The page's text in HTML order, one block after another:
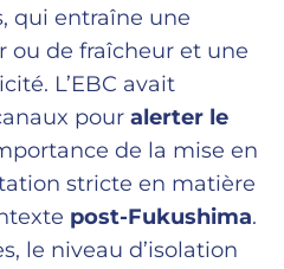
qui entraîne une
ou de fraîcheur et une
L’EBC avait
pour alerter le
de la mise en
stricte en matière
post-Fukushima.
le niveau d’isolation